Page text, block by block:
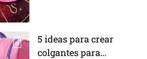
5 ideas para crear
colgantes para